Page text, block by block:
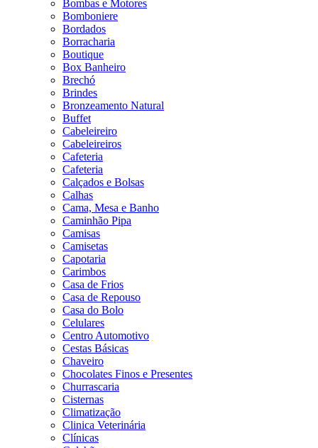
Bombas e Motores
Bomboniere
Bordados
Borracharia
Boutique
Box Banheiro
Brechó
Brindes
Bronzeamento Natural
Buffet
Cabeleireiro
Cabeleireiros
Cafeteria
Cafeteria
Calçados e Bolsas
Calhas
Cama, Mesa e Banho
Caminhão Pipa
Camisas
Camisetas
Capotaria
Carimbos
Casa de Frios
Casa de Repouso
Casa do Bolo
Celulares
Centro Automotivo
Cestas Básicas
Chaveiro
Chocolates Finos e Presentes
Churrascaria
Cisternas
Climatização
Clinica Veterinária
Clínicas